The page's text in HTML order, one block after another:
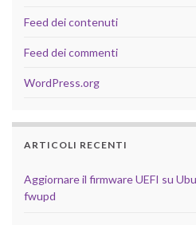
Feed dei contenuti
Feed dei commenti
WordPress.org
ARTICOLI RECENTI
Aggiornare il firmware UEFI su
fwupd